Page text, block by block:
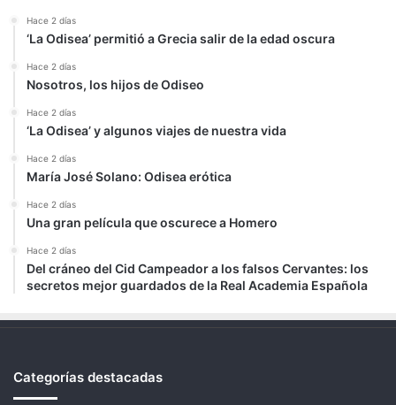
Hace 2 días
‘La Odisea’ permitió a Grecia salir de la edad oscura
Hace 2 días
Nosotros, los hijos de Odiseo
Hace 2 días
‘La Odisea’ y algunos viajes de nuestra vida
Hace 2 días
María José Solano: Odisea erótica
Hace 2 días
Una gran película que oscurece a Homero
Hace 2 días
Del cráneo del Cid Campeador a los falsos Cervantes: los
secretos mejor guardados de la Real Academia Española
Categorías destacadas